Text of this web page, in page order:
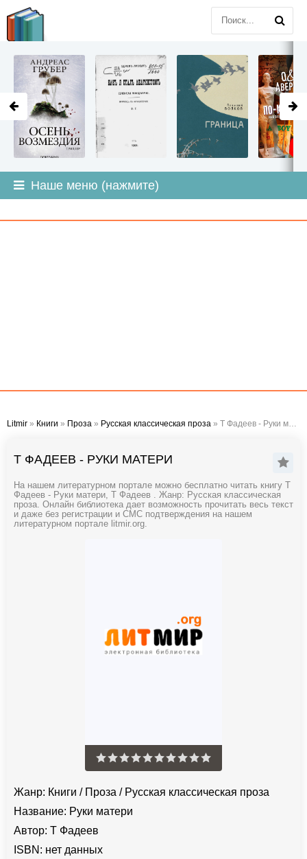
Наше меню (нажмите)
Litmir » Книги » Проза » Русская классическая проза » Т Фадеев - Руки матери
Т ФАДЕЕВ - РУКИ МАТЕРИ
На нашем литературном портале можно бесплатно читать книгу Т
Фадеев - Руки матери, Т Фадеев . Жанр: Русская классическая
проза. Онлайн библиотека дает возможность прочитать весь текст
и даже без регистрации и СМС подтверждения на нашем
литературном портале litmir.org.
Жанр: Книги / Проза / Русская классическая проза
Название: Руки матери
Автор: Т Фадеев
ISBN: нет данных
LITMIR.ORG